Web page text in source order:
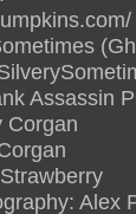
Assassin
Corgan
Alex